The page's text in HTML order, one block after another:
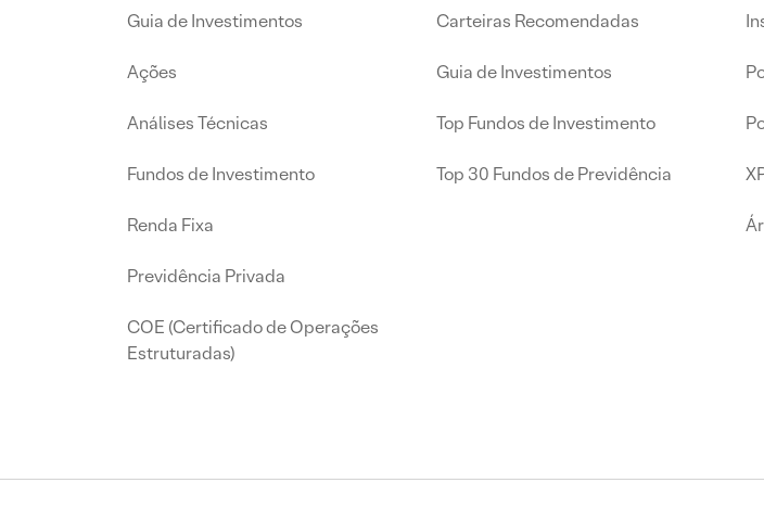
Guia de Investimentos
Ações
Análises Técnicas
Fundos de Investimento
Renda Fixa
Previdência Privada
COE (Certificado de Operações
Estruturadas)
Carteiras Recomendadas
Guia de Investimentos
Top Fundos de Investimento
Top 30 Fundos de Previdência